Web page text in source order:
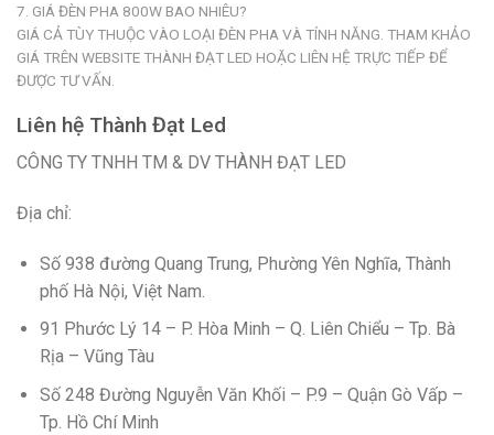
7. GIÁ ĐÈN PHA 800W BAO NHIÊU?
GIÁ CẢ TÙY THUỘC VÀO LOẠI ĐÈN PHA VÀ TÍNH NĂNG. THAM KHẢO
GIÁ TRÊN WEBSITE THÀNH ĐẠT LED HOẶC LIÊN HỆ TRỰC TIẾP ĐỂ
ĐƯỢC TƯ VẤN.
Liên hệ Thành Đạt Led
CÔNG TY TNHH TM & DV THÀNH ĐẠT LED
Địa chỉ:
Số 938 đường Quang Trung, Phường Yên Nghĩa, Thành
phố Hà Nội, Việt Nam.
91 Phước Lý 14 – P. Hòa Minh – Q. Liên Chiểu – Tp. Bà
Rịa – Vũng Tàu
Số 248 Đường Nguyễn Văn Khối – P.9 – Quận Gò Vấp –
Tp. Hồ Chí Minh